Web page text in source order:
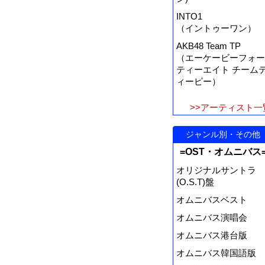
INTO1
（イントゥーワン）
AKB48 Team TP
（エーケービーフォー
ティーエイト チーム
ィーピー）
>>アーティスト一
ジャンル別・その他
=OST・オムニバス
オリジナルサントラ
(O.S.T)盤
オムニバスベスト
オムニバス演唱会
オムニバス港台版
オムニバス韓国語版